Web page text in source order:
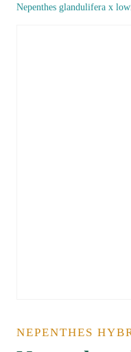
Nepenthes glandulifera x
NEPENTHES